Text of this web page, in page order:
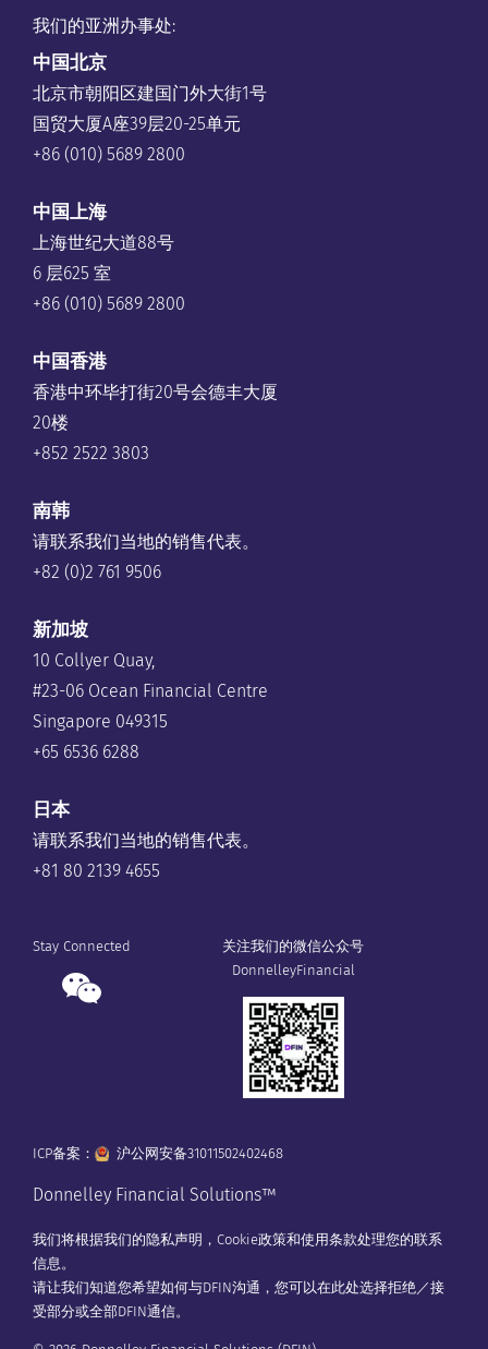
我们的亚洲办事处:
中国北京
北京市朝阳区建国门外大街1号
国贸大厦A座39层20-25单元
+86 (010) 5689 2800
中国上海
上海世纪大道88号
6 层625 室
+86 (010) 5689 2800
中国香港
香港中环毕打街20号会德丰大厦
20楼
+852 2522 3803
南韩
请联系我们当地的销售代表。
+82 (0)2 761 9506
新加坡
10 Collyer Quay,
#23-06 Ocean Financial Centre
Singapore 049315
+65 6536 6288
日本
请联系我们当地的销售代表。
+81 80 2139 4655
Stay Connected
关注我们的微信公众号
DonnelleyFinancial
ICP备案： 沪公网安备31011502402468
Donnelley Financial Solutions™
我们将根据我们的隐私声明 ， Cookie政策和使用条款处理您的联系
信息。
请让我们知道您希望如何与DFIN沟通，您可以在此处选择拒绝／接
受部分或全部DFIN通信。